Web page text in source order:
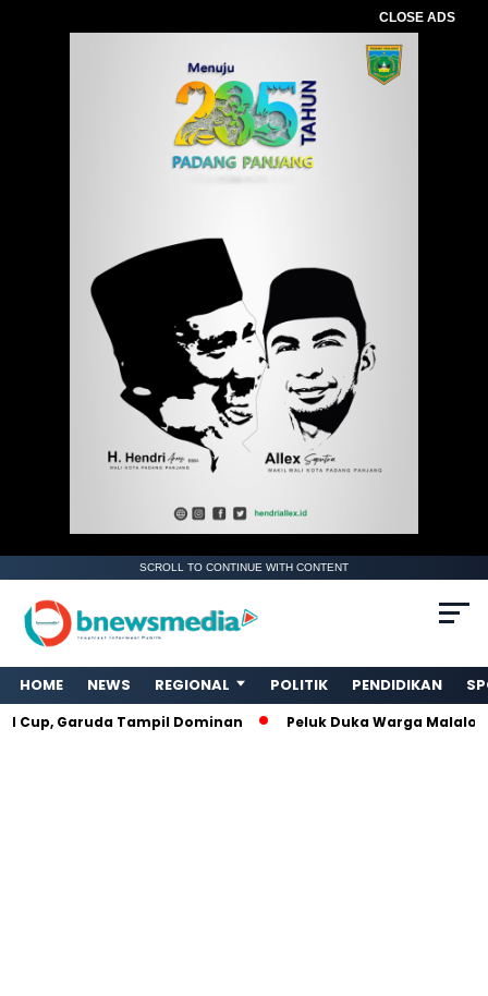
CLOSE ADS
SCROLL TO CONTINUE WITH CONTENT
HOME NEWS REGIONAL POLITIK PENDIDIKAN
Garuda Tampil Dominan Peluk Duka Warga Malalo,
. Ukuran gambar 480px x 600px